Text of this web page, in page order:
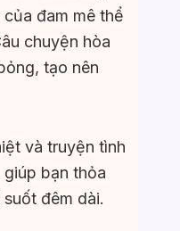
đam mê thể
chuyện hòa
tạo nên
và truyện tình
bạn thỏa
đêm dài.